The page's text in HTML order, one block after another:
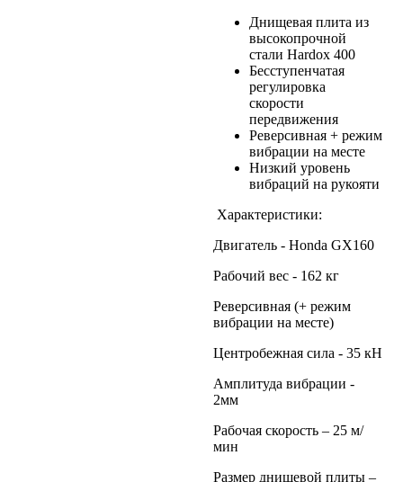
Днищевая плита из
высокопрочной
стали Hardox 400
Бесступенчатая
регулировка
скорости
передвижения
Реверсивная + режим
вибрации на месте
Низкий уровень
вибраций на рукояти
Характеристики:
Двигатель - Honda GX160
Рабочий вес - 162 кг
Реверсивная (+ режим
вибрации на месте)
Центробежная сила - 35 кН
Амплитуда вибрации -
2мм
Рабочая скорость – 25 м/
мин
Размер днищевой плиты –